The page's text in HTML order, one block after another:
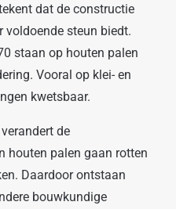
dat de constructie
voldoende steun biedt.
staan op houten palen
Vooral op klei- en
kwetsbaar.
de
houten palen gaan rotten
Daardoor ontstaan
bouwkundige